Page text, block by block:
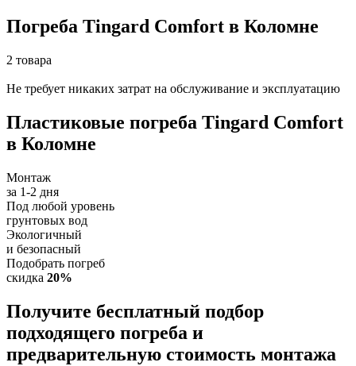
Погреба Tingard Comfort в Коломне
2 товара
Не требует никаких затрат на обслуживание и эксплуатацию
Пластиковые погреба Tingard Comfort
в Коломне
Монтаж
за 1-2 дня
Под любой уровень
грунтовых вод
Экологичный
и безопасный
Подобрать погреб
скидка 20%
Получите бесплатный подбор
подходящего погреба и
предварительную стоимость монтажа